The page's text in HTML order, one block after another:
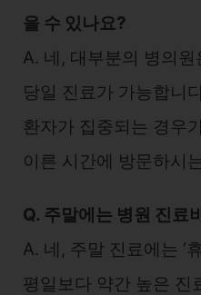
을 수 있나요?
A. 네, 대부분의 병의
당일 진료가 가능합니
환자가 집중되는 경우
이른 시간에 방문하시
Q. 주말에는 병원 진료
A. 네, 주말 진료에는 ‘
평일보다 약간 높은 진